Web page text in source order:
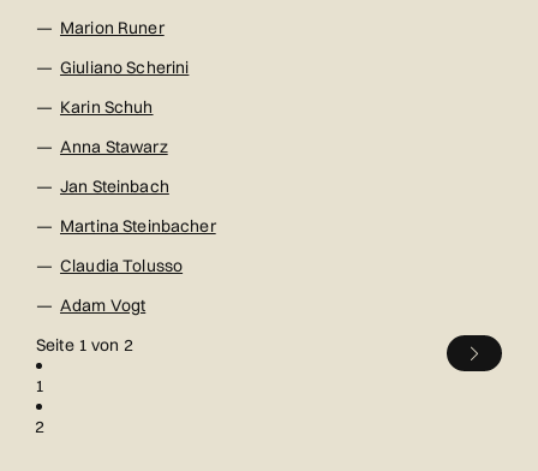
Marion Runer
Giuliano Scherini
Karin Schuh
Anna Stawarz
Jan Steinbach
Martina Steinbacher
Claudia Tolusso
Adam Vogt
Seite 1 von 2
1
2